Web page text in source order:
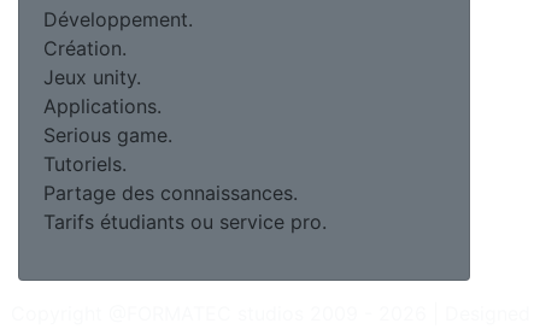
Développement.
Création.
Jeux unity.
Applications.
Serious game.
Tutoriels.
Partage des connaissances.
Tarifs étudiants ou service pro.